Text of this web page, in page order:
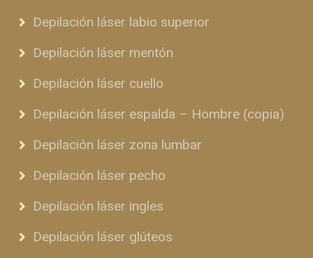
Depilación láser labio superior
Depilación láser mentón
Depilación láser cuello
Depilación láser espalda – Hombre (copia)
Depilación láser zona lumbar
Depilación láser pecho
Depilación láser ingles
Depilación láser glúteos